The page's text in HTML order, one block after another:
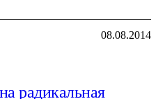
08.08.2014
радикальная